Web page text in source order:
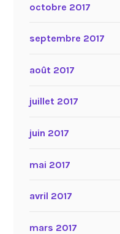
octobre 2017
septembre 2017
août 2017
juillet 2017
juin 2017
mai 2017
avril 2017
mars 2017